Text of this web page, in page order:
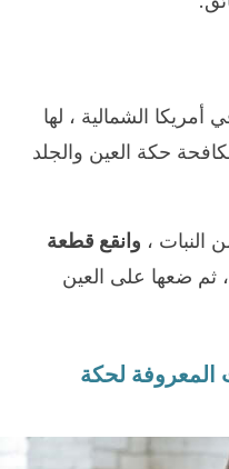
أمريكا الشمالية ، لها
حكة العين والجلد
النبات ، وانقع قطعة
، ثم ضعها على العين
المعروفة لحكة